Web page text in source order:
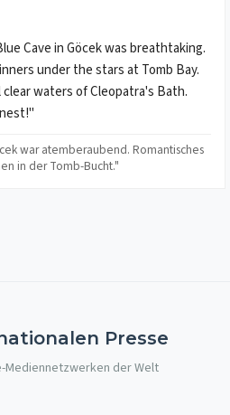
Cave in Göcek was breathtaking.
under the stars at Tomb Bay.
waters of Cleopatra's Bath.
war atemberaubend. Romantisches
in der Tomb-Bucht."
Presse
Mediennetzwerken der Welt